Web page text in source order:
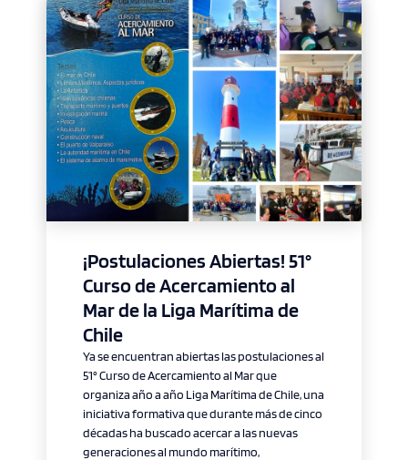
¡Postulaciones Abiertas! 51°
Curso de Acercamiento al
Mar de la Liga Marítima de
Chile
Ya se encuentran abiertas las postulaciones al
51° Curso de Acercamiento al Mar que
organiza año a año Liga Marítima de Chile, una
iniciativa formativa que durante más de cinco
décadas ha buscado acercar a las nuevas
generaciones al mundo marítimo,